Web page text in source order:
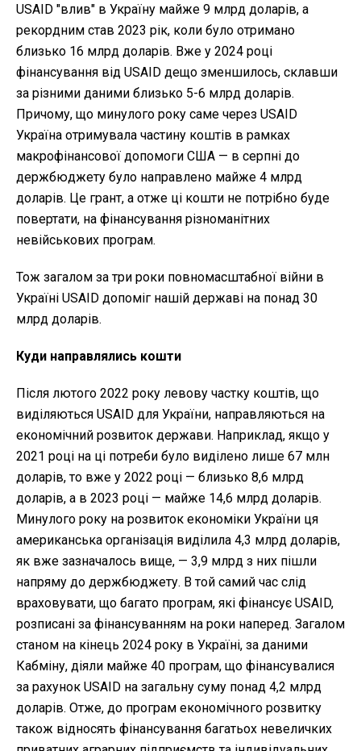
USAID "влив" в Україну майже 9 млрд доларів, а
рекордним став 2023 рік, коли було отримано
близько 16 млрд доларів. Вже у 2024 році
фінансування від USAID дещо зменшилось, склавши
за різними даними близько 5-6 млрд доларів.
Причому, що минулого року саме через USAID
Україна отримувала частину коштів в рамках
макрофінансової допомоги США — в серпні до
держбюджету було направлено майже 4 млрд
доларів. Це грант, а отже ці кошти не потрібно буде
повертати, на фінансування різноманітних
невійськових програм.
Тож загалом за три роки повномасштабної війни в
Україні USAID допоміг нашій державі на понад 30
млрд доларів.
Куди направлялись кошти
Після лютого 2022 року левову частку коштів, що
виділяються USAID для України, направляються на
економічний розвиток держави. Наприклад, якщо у
2021 році на ці потреби було виділено лише 67 млн
доларів, то вже у 2022 році — близько 8,6 млрд
доларів, а в 2023 році — майже 14,6 млрд доларів.
Минулого року на розвиток економіки України ця
американська організація виділила 4,3 млрд доларів,
як вже зазначалось вище, — 3,9 млрд з них пішли
напряму до держбюджету. В той самий час слід
враховувати, що багато програм, які фінансує USAID,
розписані за фінансуванням на роки наперед. Загалом
станом на кінець 2024 року в Україні, за даними
Кабміну, діяли майже 40 програм, що фінансувалися
за рахунок USAID на загальну суму понад 4,2 млрд
доларів. Отже, до програм економічного розвитку
також відносять фінансування багатьох невеличких